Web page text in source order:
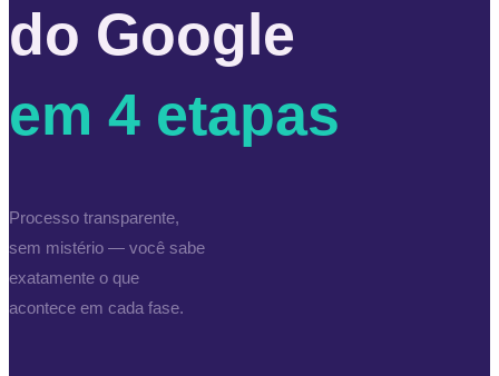
do Google
em 4 etapas
Processo transparente,
sem mistério — você sabe
exatamente o que
acontece em cada fase.